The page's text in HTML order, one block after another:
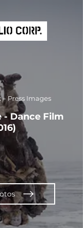
- Dance Film
Press Images